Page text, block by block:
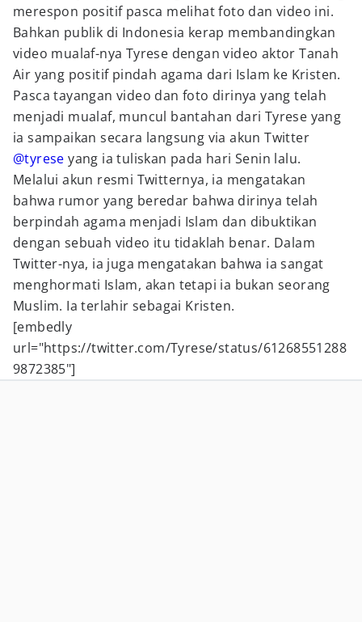
merespon positif pasca melihat foto dan video ini.
Bahkan publik di Indonesia kerap membandingkan
video mualaf-nya Tyrese dengan video aktor Tanah
Air yang positif pindah agama dari Islam ke Kristen.
Pasca tayangan video dan foto dirinya yang telah
menjadi mualaf, muncul bantahan dari Tyrese yang
ia sampaikan secara langsung via akun Twitter
@tyrese yang ia tuliskan pada hari Senin lalu.
Melalui akun resmi Twitternya, ia mengatakan
bahwa rumor yang beredar bahwa dirinya telah
berpindah agama menjadi Islam dan dibuktikan
dengan sebuah video itu tidaklah benar. Dalam
Twitter-nya, ia juga mengatakan bahwa ia sangat
menghormati Islam, akan tetapi ia bukan seorang
Muslim. Ia terlahir sebagai Kristen.
[embedly
url="https://twitter.com/Tyrese/status/61268551288
9872385"]